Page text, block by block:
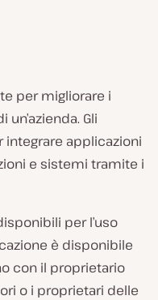
per migliorare i
Gli
applicazioni
e sistemi tramite i
per l’uso
è disponibile
con il proprietario
o i proprietari delle